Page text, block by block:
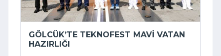
GÖLCÜK’TE TEKNOFEST MAVI VATAN
HAZIRLIĞI